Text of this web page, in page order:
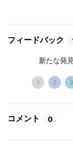
フィードバック
新たな発
1 2 3
コメント 0